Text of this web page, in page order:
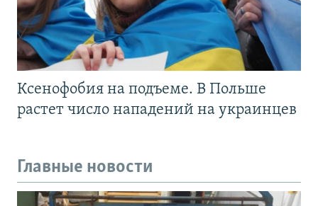
Ксенофобия на подъеме. В Польше
растет число нападений на украинцев
Главные новости